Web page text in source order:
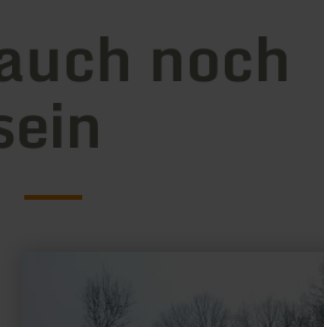
noch
Wanderparkplatz